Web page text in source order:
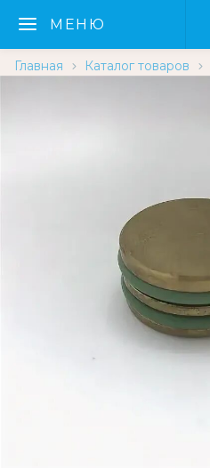
МЕНЮ
Главная Каталог товаров